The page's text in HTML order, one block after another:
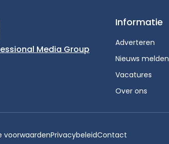
Media Group
Informatie
Adverteren
Nieuws melden
Vacatures
Over ons
voorwaardenPrivacybeleidContact